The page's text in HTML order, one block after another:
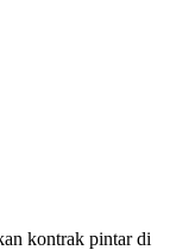
kontrak pintar di